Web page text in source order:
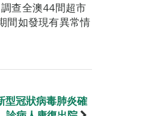
查全澳44間超市
間如發現有異常情
型冠狀病毒肺炎確